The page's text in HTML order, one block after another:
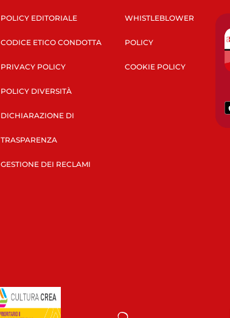
POLICY EDITORIALE
CODICE ETICO CONDOTTA
PRIVACY POLICY
POLICY DIVERSITÀ
DICHIARAZIONE DI
TRASPARENZA
GESTIONE DEI RECLAMI
WHISTLEBLOWER
POLICY
COOKIE POLICY